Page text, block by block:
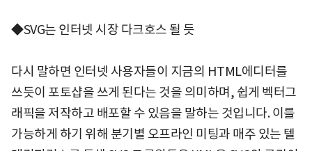
◆SVG는 인터넷 시장 다크호스 될 듯
다시 말하면 인터넷 사용자들이 지금의 HTML에디터를
쓰듯이 포토샵을 쓰게 된다는 것을 의미하며, 쉽게 벡터그
래픽을 저작하고 배포할 수 있음을 말하는 것입니다. 이를
가능하게 하기 위해 분기별 오프라인 미팅과 매주 있는 텔